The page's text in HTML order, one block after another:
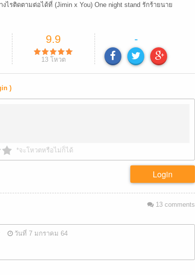
ไรติดตามต่อได้ที่ (Jimin x You) One night stand รักร้ายนาย
9.9
13โหวต
-
)
*จะโหวตหรือไม่ก็ได้
Login
13 comments
วันที่ 7 มกราคม 64